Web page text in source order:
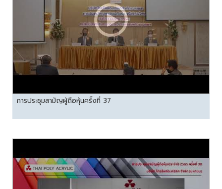
การประชุมสามัญผู้ถือหุ้นครั้งที่ 37